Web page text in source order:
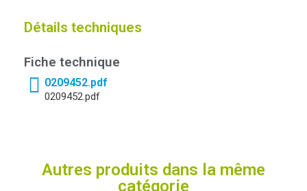
Détails techniques
Fiche technique
0209452.pdf
0209452.pdf
Autres produits dans la même
catégorie